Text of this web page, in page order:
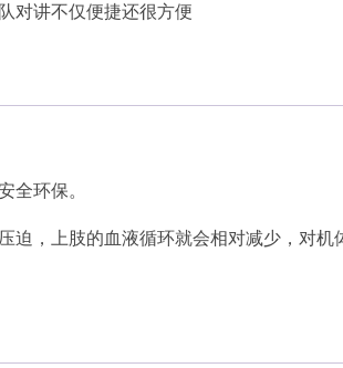
对讲不仅便捷还很方便
全环保。
迫，上肢的血液循环就会相对减少，对机